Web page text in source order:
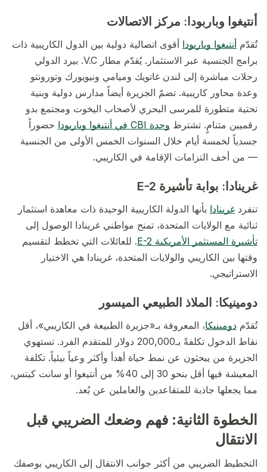
أنتيغوا وباربودا: مركز الاتصالات
تُقدّم أنتيغوا وباربودا أقوى اتصالية دولية بين الدول الكاريبية ذات
برامج الجنسية عبر الاستثمار. يُقدّم مطار V.C. بيرد الدولي
رحلات مباشرة إلى لندن غاتويك وميامي ونيويورك وتورونتو
وعدة محاور كاريبية. تضمّ الجزيرة أيضاً مدارس دولية وبنية
تحتية متطورة للمرسى البحري لأصحاب اليخوت ومجتمع بدو
رقميين متنامٍ. تشترط وحدة CBI في أنتيغوا وباربودا
حضوراً
جسدياً لخمسة أيام خلال السنوات الخمس الأولى من الجنسية
— من أخف التزامات الإقامة في الكاريبي.
غرينادا: بوابة تأشيرة E-2
تنفرد غرينادا بأنها الدولة الكاريبية الوحيدة ذات معاهدة استثمار
ثنائية مع الولايات المتحدة، تمنح مواطني غرينادا الوصول إلى
تأشيرة المستثمر الأمريكية E-2
. للعائلات التي تخطط لتقسيم
وقتها بين الكاريبي والولايات المتحدة، غرينادا هي الاختيار
الاستراتيجي.
دومينيكا: الملاذ الطبيعي الميسور
تُقدّم دومينيكا، المعروفة بـ«جزيرة الطبيعة في الكاريبي»، أقل
نقاط الدخول تكلفةً بـ200,000 دولار للمتقدم الفرد. تستهوي
الجزيرة من يبحثون عن نمط حياة أهدأ وأكثر وعياً بيئياً. تكلفة
المعيشة فيها أقل بنحو 30 إلى 40% من أنتيغوا أو سانت كيتس،
مما يجعلها جاذبة للمتقاعدين والعاملين عن بُعد.
الخطوة الثانية: فهم وضعك الضريبي قبل
الانتقال
التخطيط الضريبي من أكثر جوانب الانتقال إلى الكاريبي بوصفك